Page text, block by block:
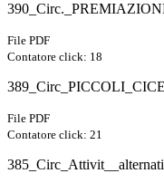
File PDF
Contatore click: 18
File PDF
Contatore click: 21